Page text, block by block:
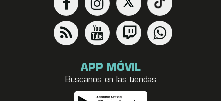
APP MÓVIL
Buscanos en las tiendas